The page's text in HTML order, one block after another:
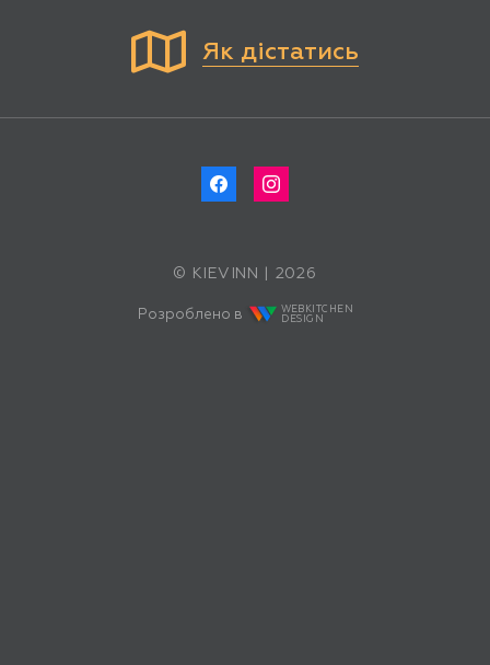
Як дістатись
© KIEVINN | 2026
Розроблено в
WEBKITCHEN
DESIGN